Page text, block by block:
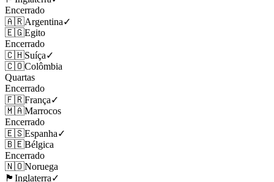
Encerrado
🇦🇷Argentina✓
🇪🇬Egito
Encerrado
🇨🇭Suíça✓
🇨🇴Colômbia
Quartas
Encerrado
🇫🇷França✓
🇲🇦Marrocos
Encerrado
🇪🇸Espanha✓
🇧🇪Bélgica
Encerrado
🇳🇴Noruega
🏴󠁧󠁢󠁥󠁮󠁧󠁿 Inglaterra✓